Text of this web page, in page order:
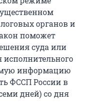
органов и
поможет
суда или
информацию
ФССП России в
дней) со дня